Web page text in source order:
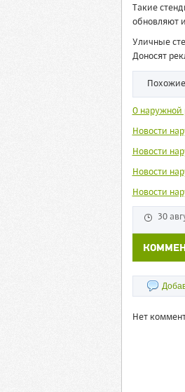
Такие
обновляют
Уличные
Доносят
О наружной
Новости
Новости
Новости
Новости
30
Нет